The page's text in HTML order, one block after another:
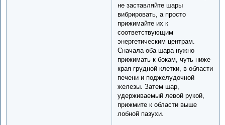
не заставляйте шары
вибрировать, а просто
прижимайте их к
соответствующим
энергетическим центрам.
Сначала оба шара нужно
прижимать к бокам, чуть ниже
края грудной клетки, в области
печени и поджелудочной
железы. Затем шар,
удерживаемый левой рукой,
прижмите к области выше
лобной пазухи.